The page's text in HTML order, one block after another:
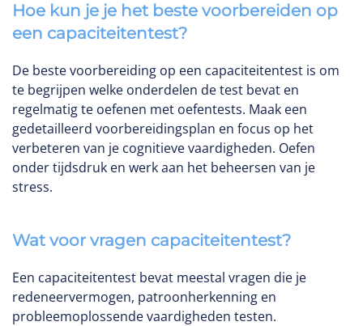
Hoe kun je je het beste voorbereiden op
een capaciteitentest?
De beste voorbereiding op een capaciteitentest is om
te begrijpen welke onderdelen de test bevat en
regelmatig te oefenen met oefentests. Maak een
gedetailleerd voorbereidingsplan en focus op het
verbeteren van je cognitieve vaardigheden. Oefen
onder tijdsdruk en werk aan het beheersen van je
stress.
Wat voor vragen capaciteitentest?
Een capaciteitentest bevat meestal vragen die je
redeneervermogen, patroonherkenning en
probleemoplossende vaardigheden testen.